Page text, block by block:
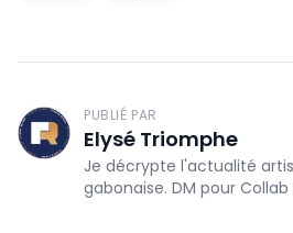
PUBLIÉ PAR
Elysé Triomphe
Je décrypte l'actualité
gabonaise. DM pour Collab